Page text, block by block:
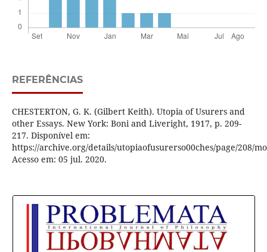
REFERÊNCIAS
CHESTERTON, G. K. (Gilbert Keith). Utopia of Usurers and
other Essays. New York: Boni and Liveright, 1917, p. 209-
217. Disponível em:
https://archive.org/details/utopiaofusurerso00ches/page/208/
Acesso em: 05 jul. 2020.